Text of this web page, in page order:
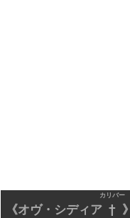
《オヴ・シディア †
カリバー
》